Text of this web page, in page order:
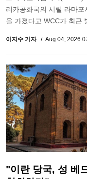
리카공화국의 시릴 라마
을 가졌다고 WCC가 최근
이지수 기자 Aug 04, 2026
"이란 당국, 성 베